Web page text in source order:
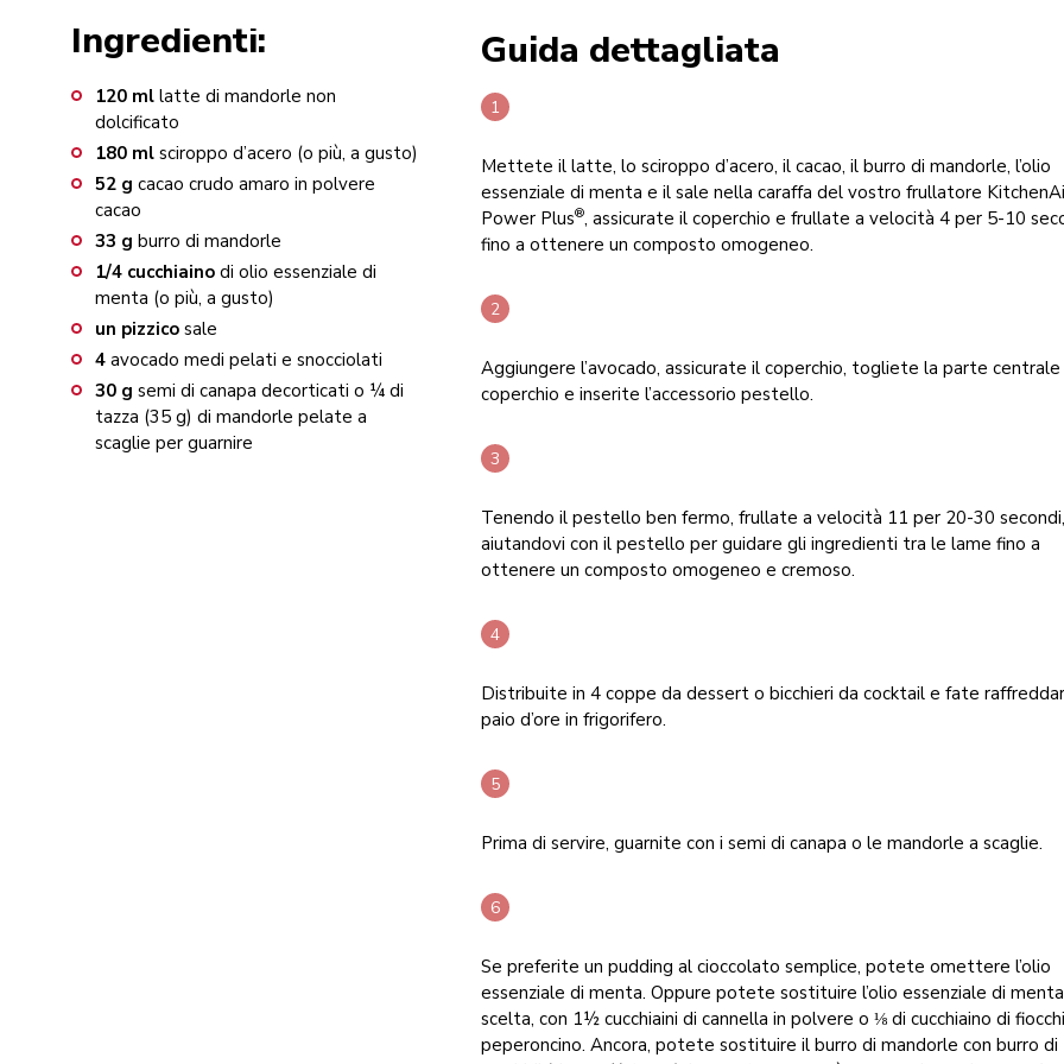
Ingredienti:
120 ml latte di mandorle non
dolcificato
180 ml sciroppo d’acero (o più, a gusto)
52 g cacao crudo amaro in polvere
cacao
33 g burro di mandorle
1/4 cucchiaino di olio essenziale di
menta (o più, a gusto)
un pizzico sale
4 avocado medi pelati e snocciolati
30 g semi di canapa decorticati o ¼ di
tazza (35 g) di mandorle pelate a
scaglie per guarnire
Guida dettagliata
Mettete il latte, lo sciroppo d’acero, il cacao, il burro di mandorle, l’olio
essenziale di menta e il sale nella caraffa del vostro frullatore
Power Plus®, assicurate il coperchio e frullate a velocità 4 per 5-10
fino a ottenere un composto omogeneo.
Aggiungere l’avocado, assicurate il coperchio, togliete la parte
coperchio e inserite l’accessorio pestello.
Tenendo il pestello ben fermo, frullate a velocità 11 per 20-30 secondi,
aiutandovi con il pestello per guidare gli ingredienti tra le lame fino a
ottenere un composto omogeneo e cremoso.
Distribuite in 4 coppe da dessert o bicchieri da cocktail e fate
paio d’ore in frigorifero.
Prima di servire, guarnite con i semi di canapa o le mandorle a scaglie.
Se preferite un pudding al cioccolato semplice, potete omettere l’olio
essenziale di menta. Oppure potete sostituire l’olio essenziale di
scelta, con 1½ cucchiaini di cannella in polvere o ⅛ di cucchiaino di
peperoncino. Ancora, potete sostituire il burro di mandorle con burro di